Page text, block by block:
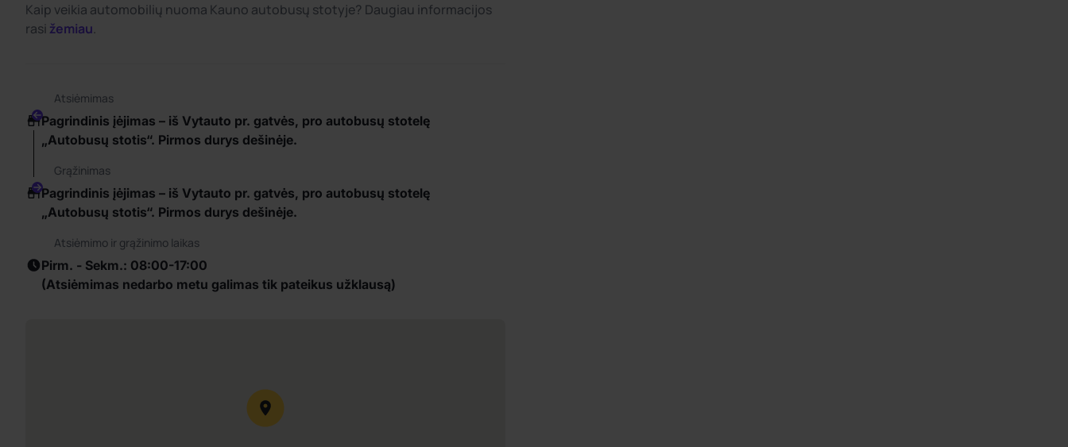
Kaip veikia automobilių nuoma Kauno autobusų stotyje? Daugiau informacijos
rasižemiau.
Atsiėmimas
Pagrindinis įėjimas – iš Vytauto pr. gatvės, pro autobusų stotelę
„Autobusų stotis“. Pirmos durys dešinėje.
Grąžinimas
Pagrindinis įėjimas – iš Vytauto pr. gatvės, pro autobusų stotelę
„Autobusų stotis“. Pirmos durys dešinėje.
Atsiėmimo ir grąžinimo laikas
Pirm. - Sekm.: 08:00-17:00
(Atsiėmimas nedarbo metu galimas tik pateikus užklausą)